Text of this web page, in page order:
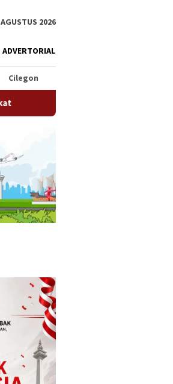
2026
ADVERTORIAL
Cilegon
Tangsel Matangkan Persiapan HUT Ke-